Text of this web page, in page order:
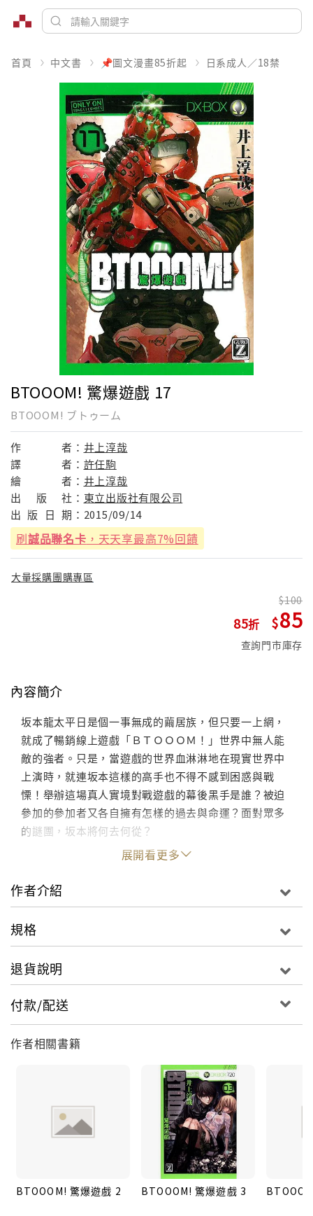
首頁 中文書 📌圖文漫畫85折起 日系成人／18禁
BTOOOM! 驚爆遊戲 17
BTOOOM! ブトゥーム
作 者： 井上淳哉
譯
者： 許任駒
繪
者： 井上淳哉
出
版 社： 東立出版社有限公司
出 版 日 期： 2015/09/14
刷誠品聯名卡 ，天天享最高7%回饋
大量採購團購專區
85
100
85
查詢門市庫存
內容簡介
坂本龍太平日是個一事無成的繭居族，但只要一上網，
就成了暢銷線上遊戲「ＢＴＯＯＯＭ！」世界中無人能
敵的強者。只是，當遊戲的世界血淋淋地在現實世界中
上演時，就連坂本這樣的高手也不得不感到困惑與戰
慄！舉辦這場真人實境對戰遊戲的幕後黑手是誰？被迫
參加的參加者又各自擁有怎樣的過去與命運？面對眾多
的謎團，坂本將何去何從？
展開看更多
作者介紹
規格
退貨說明
付款/配送
作者相關書籍
BTOOOM! 驚爆遊戲 2 BTOOOM! 驚爆遊戲 3